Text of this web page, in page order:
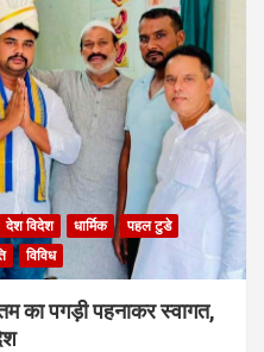
देश विदेश धार्मिक
पहल टुडे
विविध
का पगड़ी पहनाकर स्वागत,